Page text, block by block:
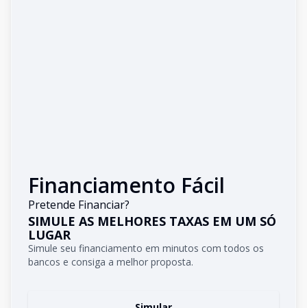
Financiamento Fácil
Pretende Financiar?
SIMULE AS MELHORES TAXAS EM UM SÓ
LUGAR
Simule seu financiamento em minutos com todos os
bancos e consiga a melhor proposta.